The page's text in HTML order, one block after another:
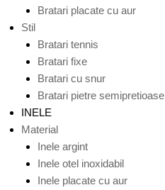
Bratari placate cu aur
Stil
Bratari tennis
Bratari fixe
Bratari cu snur
Bratari pietre semipretioase
INELE
Material
Inele argint
Inele otel inoxidabil
Inele placate cu aur